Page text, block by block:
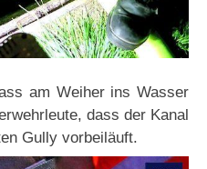
am Weiher ins Wasser
dass der Kanal
Gully vorbeiläuft.